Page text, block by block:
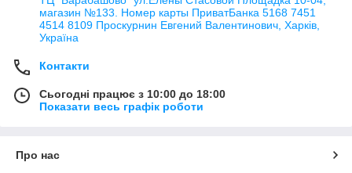
магазин №133. Номер карты ПриватБанка 5168 7451
4514 8109 Проскурнин Евгений Валентинович, Харків,
Україна
Контакти
Сьогодні працює з 10:00 до 18:00
Показати весь графік роботи
Про нас